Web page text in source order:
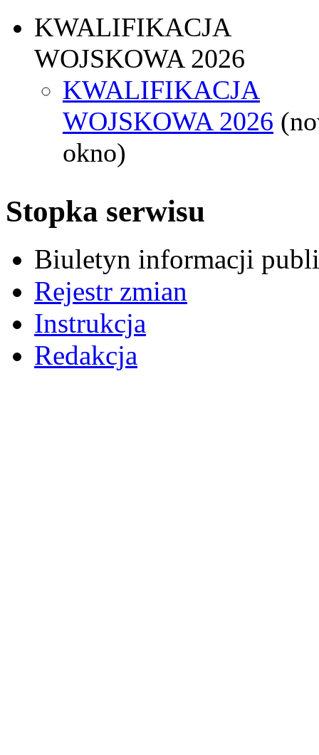
KWALIFIKACJA
WOJSKOWA 2026
KWALIFIKACJA
WOJSKOWA 2026
okno)
Stopka serwisu
Biuletyn informacji
Rejestr zmian
Instrukcja
Redakcja